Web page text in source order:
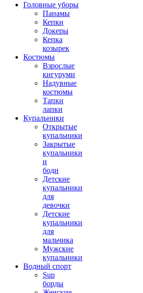
Головные уборы
Панамы
Кепки
Докеры
Кепка
козырек
Костюмы
Взрослые
кигуруми
Надувные
костюмы
Тапки
лапки
Купальники
Открытые
купальники
Закрытые
купальники
и
боди
Детские
купальники
для
девочки
Детские
купальники
для
мальчика
Мужские
купальники
Водный спорт
Sup
борды